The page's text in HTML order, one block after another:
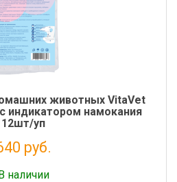
животных VitaVet
индикатором намокания
12шт/уп
руб.
наличии